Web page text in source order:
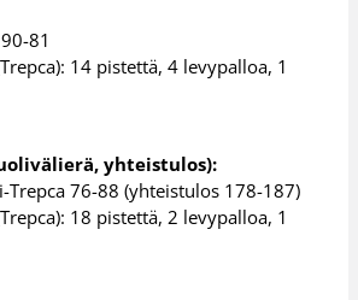
81
14 pistettä, 4 levypalloa, 1
yhteistulos):
Trepca 76-88 (yhteistulos 178-187)
18 pistettä, 2 levypalloa, 1